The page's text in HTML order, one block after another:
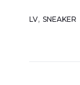
LV,SNEAKER